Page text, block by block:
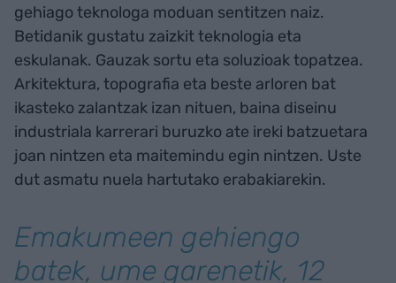
gehiago teknologa moduan sentitzen naiz.
Betidanik gustatu zaizkit teknologia eta
eskulanak. Gauzak sortu eta soluzioak topatzea.
Arkitektura, topografia eta beste arloren bat
ikasteko zalantzak izan nituen, baina diseinu
industriala karrerari buruzko ate ireki batzuetara
joan nintzen eta maitemindu egin nintzen. Uste
dut asmatu nuela hartutako erabakiarekin.
Emakumeen gehiengo
batek, ume garenetik, 12